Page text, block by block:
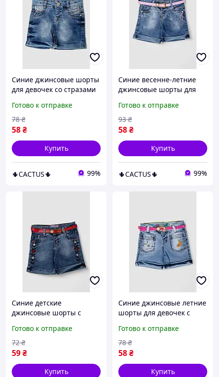
Синие джинсовые шорты
для девочек со стразами
Готово к отправке
58₴
78 ₴
Купить
🌵CACTUS🌵 99%
Синие весенне-летние
джинсовые шорты для
поясом
Готово к отправке
58₴
93 ₴
Купить
🌵CACTUS🌵 99%
Синие детские
джинсовые шорты с
красным ремнем
Готово к отправке
59₴
72 ₴
Купить
Синие джинсовые летние
шорты для девочек с
отворотами
Готово к отправке
58₴
78 ₴
Купить